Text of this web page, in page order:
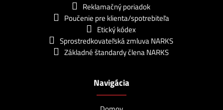
Reklamačný poriadok
Poučenie pre klienta/spotrebiteľa
Etický kódex
Sprostredkovateľská zmluva NARKS
Základné štandardy člena NARKS
Navigácia